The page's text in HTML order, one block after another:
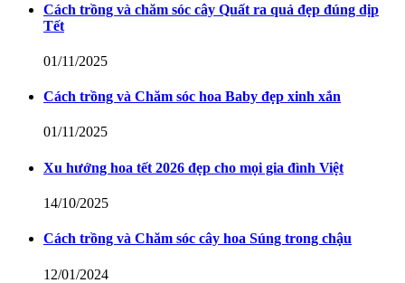
Cách trồng và chăm sóc cây Quất ra quả đẹp đúng dịp
Tết
01/11/2025
Cách trồng và Chăm sóc hoa Baby đẹp xinh xắn
01/11/2025
Xu hướng hoa tết 2026 đẹp cho mọi gia đình Việt
14/10/2025
Cách trồng và Chăm sóc cây hoa Súng trong chậu
12/01/2024